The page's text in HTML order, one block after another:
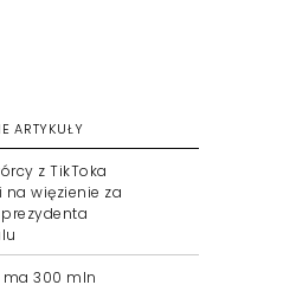
ARTYKUŁY
z TikToka
na więzienie za
300 mln